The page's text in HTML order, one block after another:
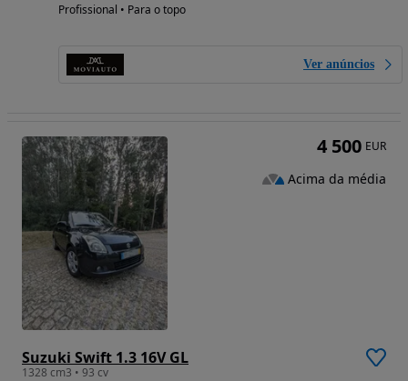
Profissional • Para o topo
Ver anúncios
Suzuki Swift 1.3 16V GL
1328 cm3 • 93 cv
4 500 EUR
Acima da média